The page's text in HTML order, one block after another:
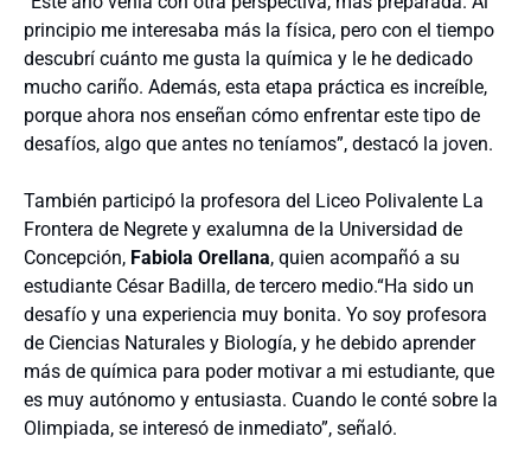
principio me interesaba más la física, pero con el tiempo
descubrí cuánto me gusta la química y le he dedicado
mucho cariño. Además, esta etapa práctica es increíble,
porque ahora nos enseñan cómo enfrentar este tipo de
desafíos, algo que antes no teníamos”, destacó la joven.
También participó la profesora del Liceo Polivalente La
Frontera de Negrete y exalumna de la Universidad de
Concepción, Fabiola Orellana, quien acompañó a su
estudiante César Badilla, de tercero medio.“Ha sido un
desafío y una experiencia muy bonita. Yo soy profesora
de Ciencias Naturales y Biología, y he debido aprender
más de química para poder motivar a mi estudiante, que
es muy autónomo y entusiasta. Cuando le conté sobre la
Olimpiada, se interesó de inmediato”, señaló.